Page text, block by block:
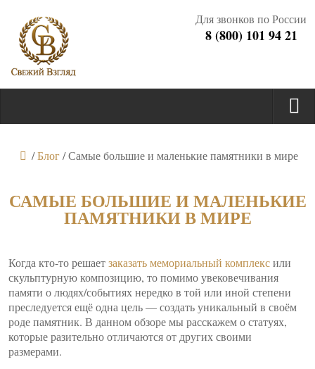
Для звонков по России
8 (800) 101 94 21
/Блог /Самые большие и маленькие памятники в мире
САМЫЕ БОЛЬШИЕ И МАЛЕНЬКИЕ
ПАМЯТНИКИ В МИРЕ
Когда кто-то решаетзаказать мемориальный комплексили
скульптурную композицию, то помимо увековечивания
памяти о людях/событиях нередко в той или иной степени
преследуется ещё одна цель — создать уникальный в своём
роде памятник. В данном обзоре мы расскажем о статуях,
которые разительно отличаются от других своими
размерами.